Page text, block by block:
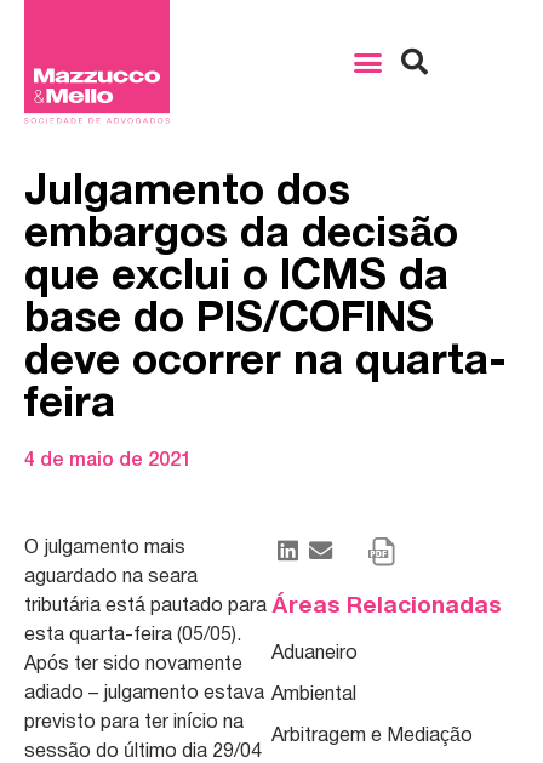
Julgamento dos
embargos da decisão
que exclui o ICMS da
base do PIS/COFINS
deve ocorrer na quarta-
feira
4 de maio de 2021
O julgamento mais
aguardado na seara
tributária está pautado para
esta quarta-feira (05/05).
Após ter sido novamente
adiado – julgamento estava
previsto para ter início na
sessão do último dia 29/04
Áreas Relacionadas
Aduaneiro
Ambiental
Arbitragem e Mediação